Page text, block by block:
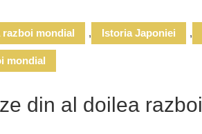
razboi mondial , Istoria Japoniei ,
mondial
din al doilea razboi